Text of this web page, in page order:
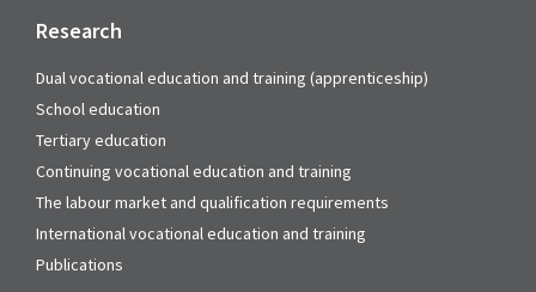
Research
Dual vocational education and training (apprenticeship)
School education
Tertiary education
Continuing vocational education and training
The labour market and qualification requirements
International vocational education and training
Publications